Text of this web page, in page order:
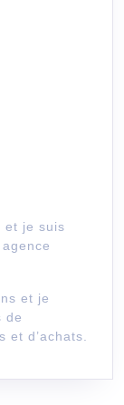
et je suis
et je
de
d’achats.